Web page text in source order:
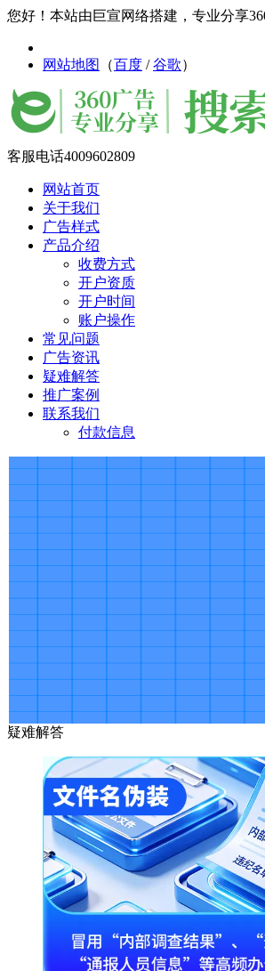
您好！本站由巨宣网络搭建，专业分享
网站地图 （百度 /谷歌）
客服电话4009602809
网站首页
关于我们
广告样式
产品介绍
收费方式
开户资质
开户时间
账户操作
常见问题
广告资讯
疑难解答
推广案例
联系我们
付款信息
疑难解答